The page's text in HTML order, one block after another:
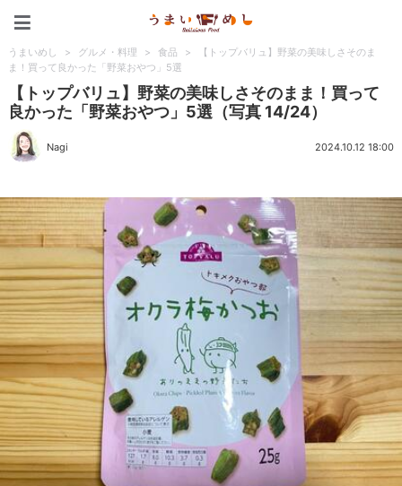
うまいめし > グルメ・料理 > 食品 >
【トップバリュ】野菜の美味しさそのま
ま！買って良かった「野菜おやつ」5選
【トップバリュ】野菜の美味しさそのまま！買って
良かった「野菜おやつ」5選（写真 14/24）
Nagi 2024.10.12 18:00